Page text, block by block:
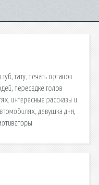
тату, печать органов
пересадке голов
интересные рассказы и
девушка дня,